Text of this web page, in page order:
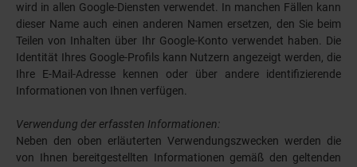
wird in allen Google-Diensten verwendet. In manchen Fällen kann
dieser Name auch einen anderen Namen ersetzen, den Sie beim
Teilen von Inhalten über Ihr Google-Konto verwendet haben. Die
Identität Ihres Google-Profils kann Nutzern angezeigt werden, die
Ihre E-Mail-Adresse kennen oder über andere identifizierende
Informationen von Ihnen verfügen.
Verwendung der erfassten Informationen:
Neben den oben erläuterten Verwendungszwecken werden die
von Ihnen bereitgestellten Informationen gemäß den geltenden